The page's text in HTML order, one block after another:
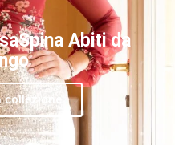
Abiti da